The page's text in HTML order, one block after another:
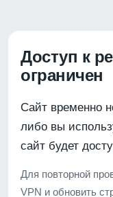
Доступ к
ограничен
Сайт временно
либо вы
сайт будет
Для повторной
VPN и обновить